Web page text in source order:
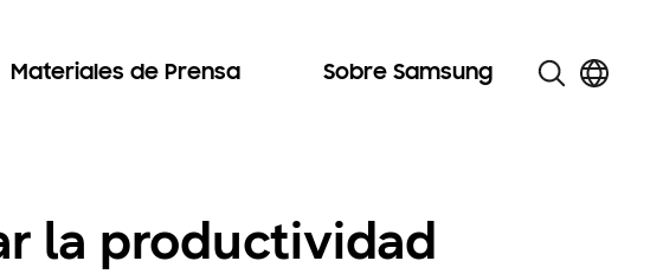
Materiales de Prensa Sobre Samsung
la productividad